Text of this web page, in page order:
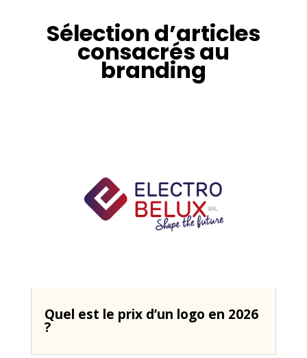
Sélection d’articles
consacrés au
branding
Quel est le prix d’un logo en 2026
?